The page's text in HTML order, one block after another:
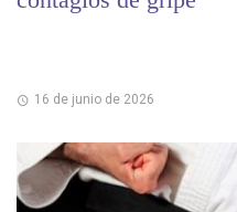
16 de junio de 2026